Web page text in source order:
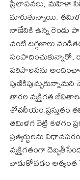
ప్రేలాపనలు, మహిళా
మారుతున్నాయి.
నాణేనికి ఉన్న రెండు
వంటి దిగ్గజాలు
పరిపాలనను
తారల వ్యక్తిగత
తమిళగ వెట్రి కళగం
ప్రత్యర్థులను
వ్యక్తిగతంగా
వాడుకోవడం